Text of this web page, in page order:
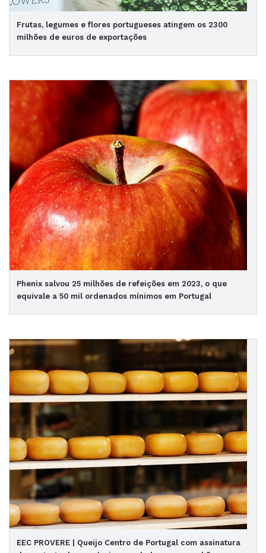
Frutas, legumes e flores portugueses atingem os 2300
milhões de euros de exportações
Phenix salvou 25 milhões de refeições em 2023, o que
equivale a 50 mil ordenados mínimos em Portugal
EEC PROVERE | Queijo Centro de Portugal com assinatura